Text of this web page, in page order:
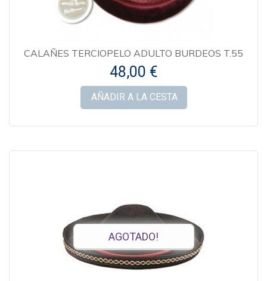
CALAÑES TERCIOPELO ADULTO BURDEOS T.55
48,00 €
AÑADIR A LA CESTA
AGOTADO!